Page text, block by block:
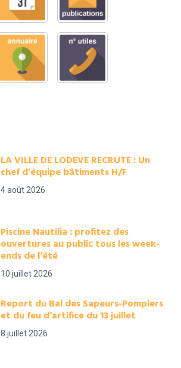
LA VILLE DE LODEVE RECRUTE : Un
chef d’équipe bâtiments H/F
4 août 2026
Piscine Nautilia : profitez des
ouvertures au public tous les week-
ends de l’été
10 juillet 2026
Report du Bal des Sapeurs-Pompiers
et du feu d’artifice du 13 juillet
8 juillet 2026